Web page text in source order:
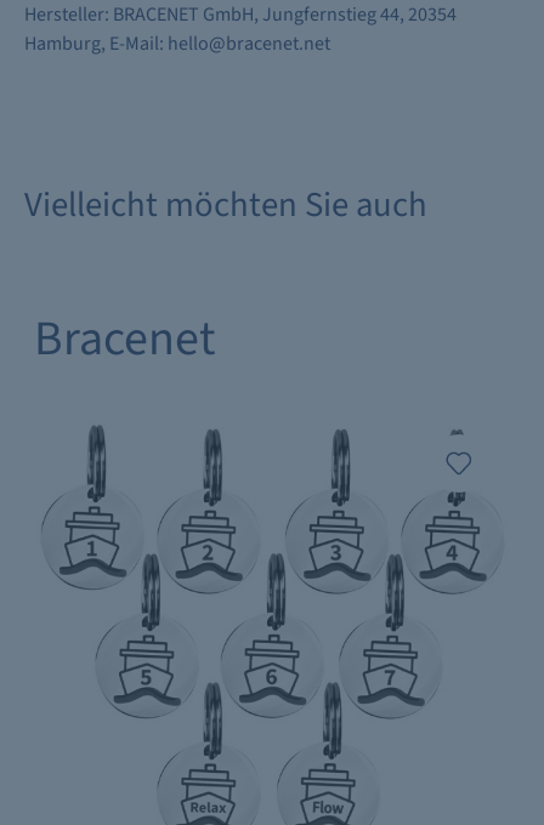
Hersteller: BRACENET GmbH, Jungfernstieg 44, 20354
Hamburg, E-Mail: hello@bracenet.net
Vielleicht möchten Sie auch
Bracenet